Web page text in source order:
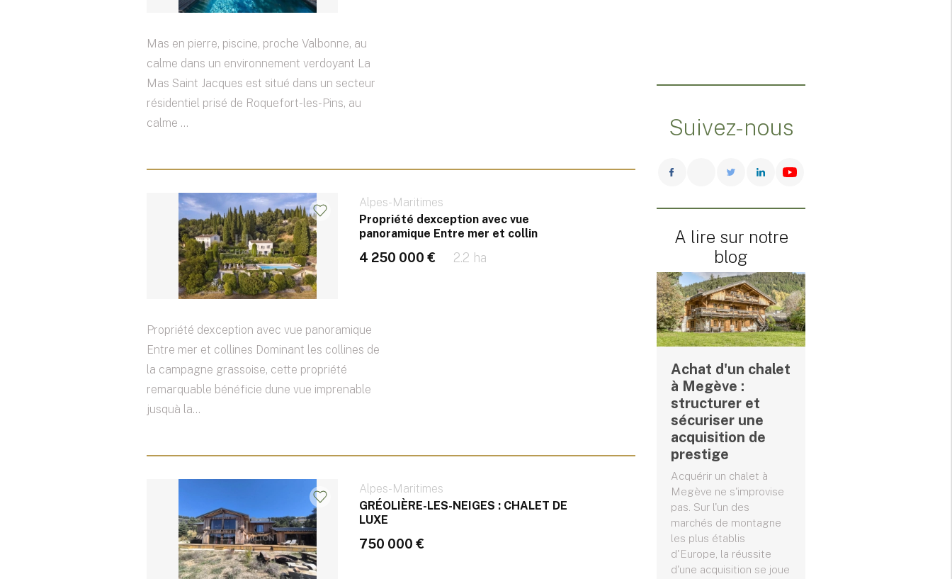
Mas en pierre, piscine, proche Valbonne, au
calme dans un environnement verdoyant La
Mas Saint Jacques est situé dans un secteur
résidentiel prisé de Roquefort-les-Pins, au
calme ...
Alpes-Maritimes
Propriété dexception avec vue
panoramique Entre mer et collin
4 250 000 € 2.2 ha
Propriété dexception avec vue panoramique
Entre mer et collines Dominant les collines de
la campagne grassoise, cette propriété
remarquable bénéficie dune vue imprenable
jusquà la...
Alpes-Maritimes
GRÉOLIÈRE-LES-NEIGES : CHALET DE
LUXE
750 000 €
Suivez-nous
A lire sur notre
blog
Achat d'un chalet
à Megève :
structurer et
sécuriser une
acquisition de
prestige
Acquérir un chalet à
Megève ne s'improvise
pas. Sur l'un des
marchés de montagne
les plus établis
d'Europe, la réussite
d'une acquisition se joue